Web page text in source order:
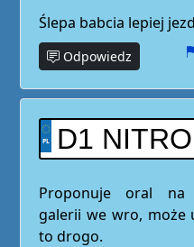
Ślepa babcia lepiej
Odpowiedz
D1 NITRO
Proponuje oral na
galerii we wro, może
to drogo.